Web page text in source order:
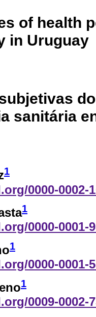
of health
in Uruguay
sanitária
1
0000-0002-
1
0000-0001-
1
0000-0001-
1
0009-0002-